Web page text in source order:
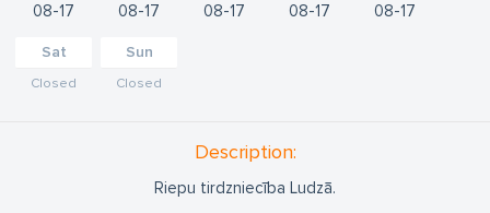
08 17 08 17 08 17 08 17 08 17
Sat
Closed
Sun
Closed
Description:
Riepu tirdzniecība Ludzā.